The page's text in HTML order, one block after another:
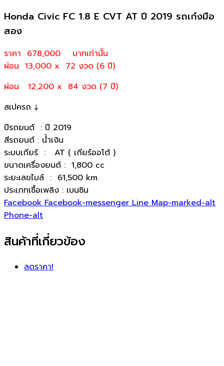
Honda Civic FC 1.8 E CVT AT ปี 2019 รถเก๋งมือ
สอง
ราคา 678,000
บาทเท่านั้น
ผ่อน 13,000 x 72 งวด (6 ปี)
ผ่อน 12,200 x 84 งวด (7 ปี)
สเปครถ ↓
ปีรถยนต์ : ปี 2019
สีรถยนต์ : น้ำเงิน
ระบบเกียร์ : AT ( เกียร์ออโต้ )
ขนาดเครื่องยนต์ : 1,800 cc
ระยะเลขไมล์ : 61,500 km.
ประเภทเชื้อเพลิง : เบนซิน
Facebook Facebook-messenger Line Map-marked-alt
Phone-alt
สินค้าที่เกี่ยวข้อง
ลดราคา!